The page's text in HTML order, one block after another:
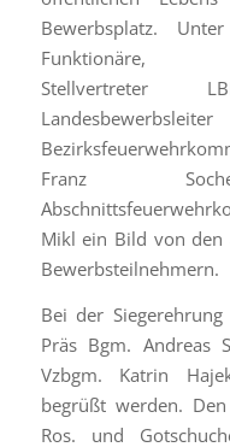
Bewerbsplatz.
Funktionäre,
Stellvertreter
Franz
Mikl ein Bild von den
Bewerbsteilnehmern.
Bei der
Präs Bgm. Andreas
Vzbgm. Katrin
begrüßt werden.
Ros. und